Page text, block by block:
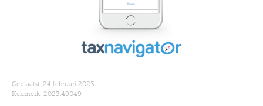
Geplaatst: 24 februari 2023
Kenmerk: 2023.49049